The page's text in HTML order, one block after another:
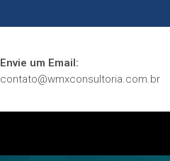
Envie um Email:
contato@wmxconsultoria.com.br